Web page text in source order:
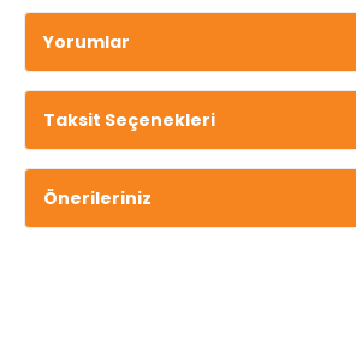
Yorumlar
Taksit Seçenekleri
Önerileriniz